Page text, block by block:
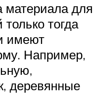
материала для
тогда
имеют
Например,
деревянные